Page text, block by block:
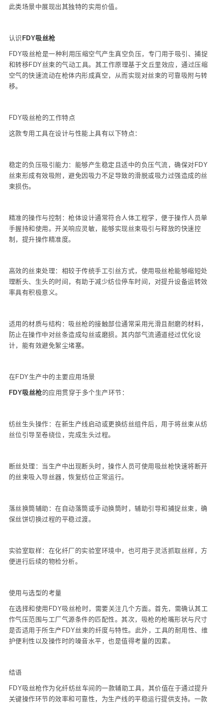
此类场景中展现出其独特的实用价值。
认识FDY吸丝枪
FDY吸丝枪是一种利用压缩空气产生真空负压，专门用于吸引、捕捉
和转移FDY丝束的气动工具。其工作原理基于文丘里效应，通过压缩
空气的快速流动在枪体内形成真空，从而实现对丝束的可靠吸附与转
移。
FDY吸丝枪的工作特点
这款专用工具在设计与性能上具有以下特点：
稳定的负压吸引能力：能够产生稳定且适中的负压气流，确保对FDY
丝束形成有效吸附，避免因吸力不足导致的滑脱或吸力过强造成的丝
束损伤。
精准的操作与控制：枪体设计通常符合人体工程学，便于操作人员单
手握持和使用。开关响应灵敏，能够实现丝束吸引与释放的快速控
制，提升操作精准度。
高效的丝束处理：相较于传统手工引丝方式，使用吸丝枪能够缩短处
理断头、生头的时间，有助于减少纺位停车时间，对提升设备运转效
率具有积极意义。
适用的材质与结构：吸丝枪的接触部位通常采用光滑且耐磨的材料，
防止在操作中对丝条造成勾丝或磨损。其内部气流通道经过优化设
计，能有效避免絮尘堵塞。
在FDY生产中的主要应用场景
FDY吸丝枪的应用贯穿于多个生产环节：
纺丝生头操作：在新生产线启动或更换纺丝组件后，用于将丝束从纺
丝位引导至卷绕位，完成生头过程。
断丝处理：当生产中出现断头时，操作人员可使用吸丝枪快速将断开
的丝束吸入导丝器，恢复纺位正常运行。
落丝换筒辅助：在自动落筒或手动换筒时，辅助引导和捕捉丝束，确
保丝饼切换过程的平稳过渡。
实验室取样：在化纤厂的实验室环境中，也可用于灵活抓取丝样，方
便进行后续的物检分析。
使用与选型的考量
在选择和使用FDY吸丝枪时，需要关注几个方面。首先，需确认其工
作气压范围与工厂气源条件的匹配性。其次，吸枪的枪嘴形状与尺寸
是否适用于所生产FDY丝束的纤度与特性。此外，工具的耐用性、维
护便利性以及操作时的噪音水平，也是值得考量的因素。
结语
FDY吸丝枪作为化纤纺丝车间的一款辅助工具，其价值在于通过提升
关键操作环节的效率和可靠性，为生产线的平稳运行提供支持。一款